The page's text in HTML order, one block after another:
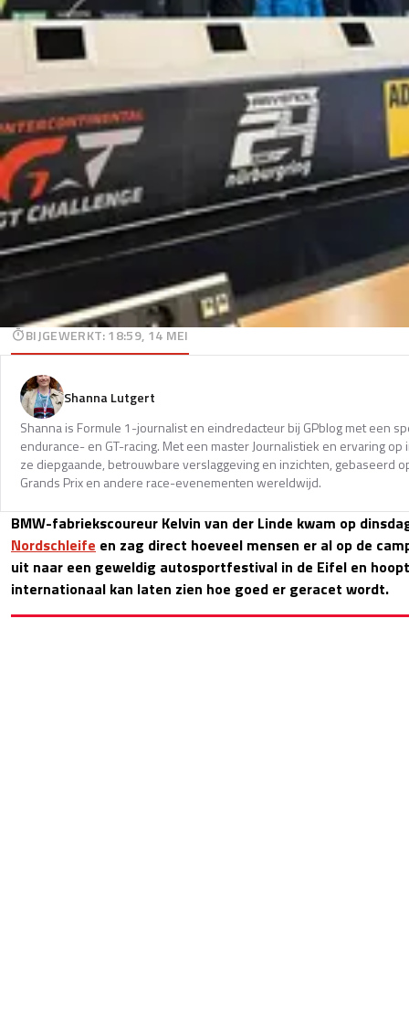
BIJGEWERKT:18:59, 14 MEI
Shanna Lutgert
Shanna is Formule 1-journalist en eindredacteur bij GPblog met een
endurance- en GT-racing. Met een master Journalistiek en ervaring
ze diepgaande, betrouwbare verslaggeving en inzichten, gebaseerd
Grands Prix en andere race-evenementen wereldwijd.
BMW-fabriekscoureur Kelvin van der Linde kwam op
Nordschleife en zag direct hoeveel mensen er al op de
uit naar een geweldig autosportfestival in de Eifel en
internationaal kan laten zien hoe goed er geracet wordt.